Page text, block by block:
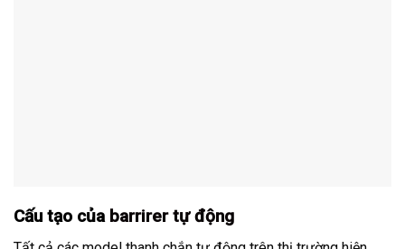
Cấu tạo của barrirer tự động